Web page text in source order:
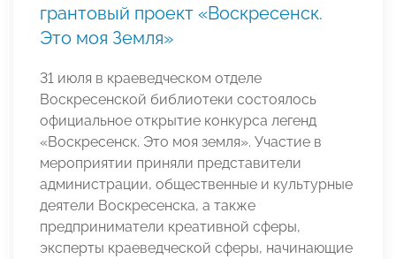
грантовый проект «Воскресенск.
Это моя Земля»
31 июля в краеведческом отделе
Воскресенской библиотеки состоялось
официальное открытие конкурса легенд
«Воскресенск. Это моя земля». Участие в
мероприятии приняли представители
администрации, общественные и культурные
деятели Воскресенска, а также
предприниматели креативной сферы,
эксперты краеведческой сферы, начинающие